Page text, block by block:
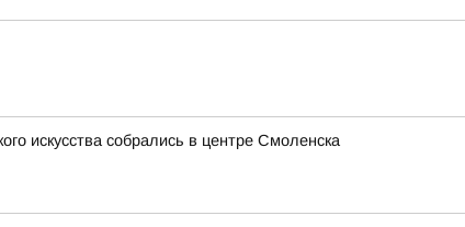
искусства собрались в центре Смоленска